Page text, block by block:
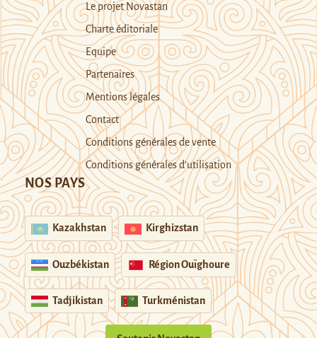
Le projet Novastan
Charte éditoriale
Equipe
Partenaires
Mentions légales
Contact
Conditions générales de vente
Conditions générales d’utilisation
NOS PAYS
Kazakhstan Kirghizstan
Ouzbékistan Région Ouïghoure
Tadjikistan Turkménistan